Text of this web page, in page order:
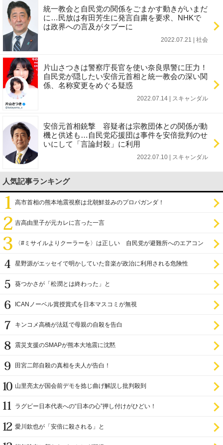
統一教会と自民党の関係をごまかす動きがいまだ
に…民放は有田芳生に発言自粛を要求、NHKで
は政界への言及がタブーに
2022.07.21 | 社会
片山さつきは警察庁長官を使い奈良県警に圧力！
自民党が隠したい安倍元首相と統一教会の深い関
係、名称変更をめぐる疑惑
2022.07.14 | スキャンダル
安倍元首相銃撃 容疑者は宗教団体との関係が動
機と供述も…自民党応援団は事件を安倍批判のせ
いにして「言論封殺」に利用
2022.07.10 | スキャンダル
人気記事ランキング
高市首相の熊本地震視察は北朝鮮並みのプロパガンダ！
吉高由里子が元カレに言った一言
〈#ミサイルよりクーラーを〉は正しい 自民党が避難所へのエアコン
星野源がエッセイで明かしていた音楽が政治に利用される危険性
葵つかさが「松潤とは終わった」と
ICANノーベル賞授賞式を日本マスコミが無視
キンコメ高橋が法廷で母親の自殺を告白
震災支援のSMAPが熊本大地震に沈黙
田宮二郎自殺の真相を夫人が告白！
山里亮太が国会前デモを捻じ曲げ解説し批判殺到
ラグビー日本代表への“日本の心”押し付けがひどい！
愛川欽也が「安倍に殺される」と